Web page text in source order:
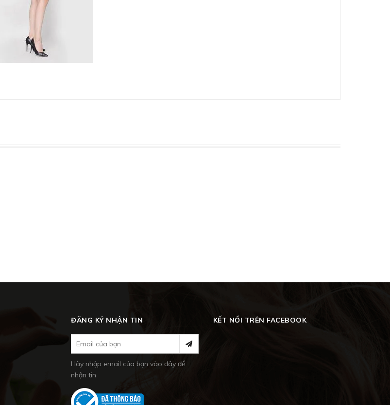
ĐĂNG KÝ NHẬN TIN
Hãy nhập email của bạn vào đây để
nhận tin
KẾT NỐI TRÊN FACEBOOK